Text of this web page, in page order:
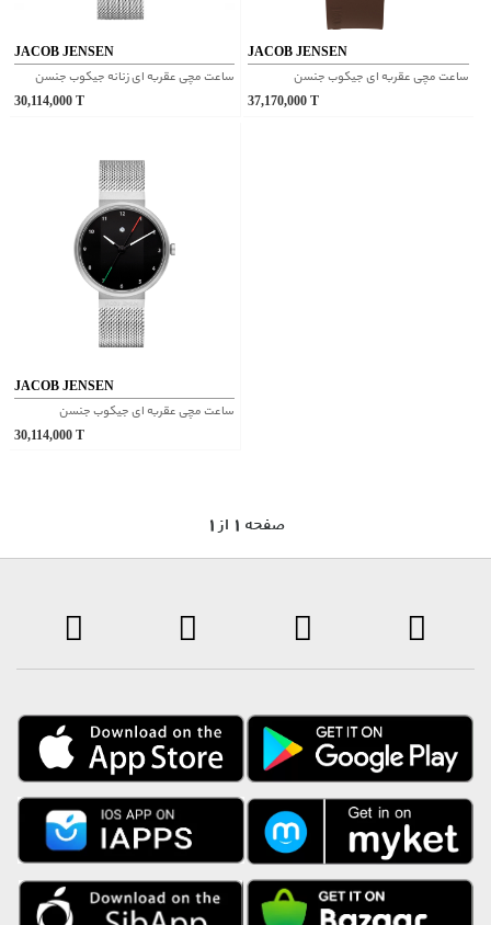
JACOB JENSEN
ساعت مچی عقربه ای زنانه جیکوب جنسن
30,114,000
JACOB JENSEN
ساعت مچی عقربه ای جیکوب جنسن
37,170,000
JACOB JENSEN
ساعت مچی عقربه ای جیکوب جنسن
30,114,000
1 صفحه 1 از